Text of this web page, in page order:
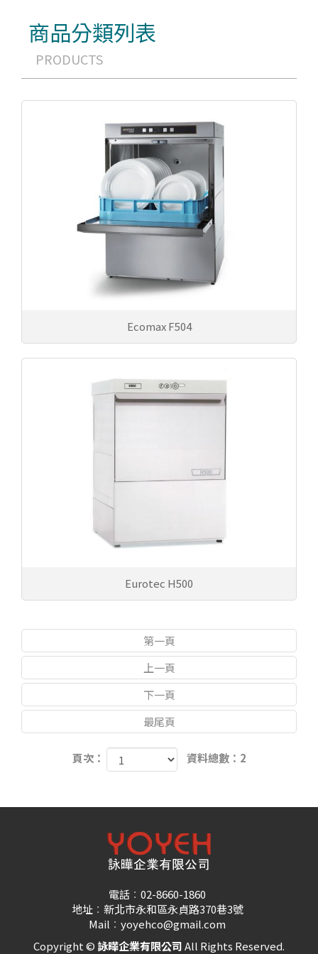
商品分類列表
PRODUCTS
Ecomax F504
Eurotec H500
第一頁
上一頁
下一頁
最尾頁
頁次： 資料總數：2
電話
02-8660-1860
地址
新北市永和區永貞路370巷3號
Mail
yoyehco@gmail.com
Copyright © 詠曄企業有限公司All Rights Reserved.